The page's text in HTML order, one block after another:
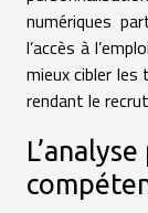
numériques
l’accès à
mieux cibler
rendant le